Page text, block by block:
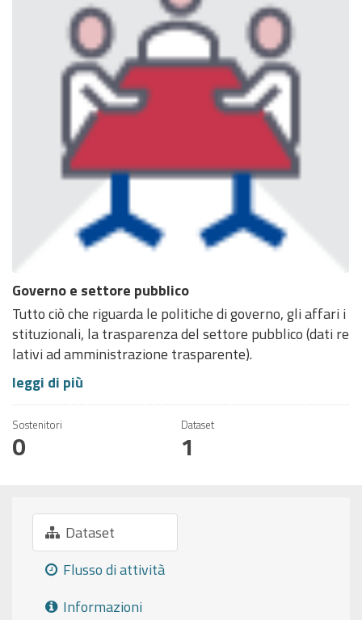
Governo e settore pubblico
Tutto ciò che riguarda le politiche di governo, gli affari i
stituzionali, la trasparenza del settore pubblico (dati re
lativi ad amministrazione trasparente).
leggi di più
Sostenitori
0
Dataset
1
Dataset
Flusso di attività
Informazioni